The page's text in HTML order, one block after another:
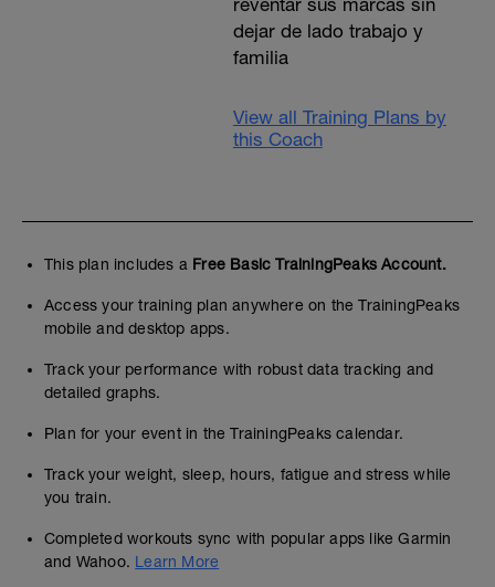
reventar sus marcas sin
dejar de lado trabajo y
familia
View all Training Plans by
this Coach
This plan includes a Free Basic TrainingPeaks Account.
Access your training plan anywhere on the TrainingPeaks
mobile and desktop apps.
Track your performance with robust data tracking and
detailed graphs.
Plan for your event in the TrainingPeaks calendar.
Track your weight, sleep, hours, fatigue and stress while
you train.
Completed workouts sync with popular apps like Garmin
and Wahoo. Learn More